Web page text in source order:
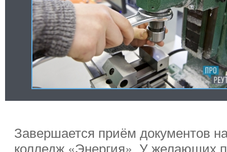
Завершается приём документов
колледж «Энергия». У желающих